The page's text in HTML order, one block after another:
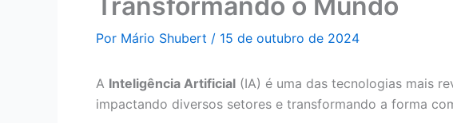
Por Mário Shubert / 15 de outubro de 2024
A Inteligência Artificial (IA) é uma das tecnologias mais
impactando diversos setores e transformando a forma